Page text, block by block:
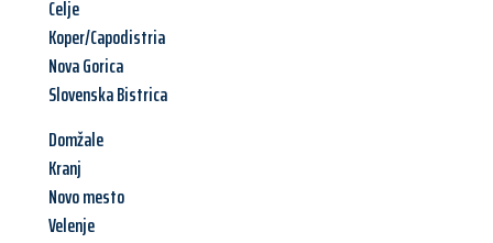
Celje
Koper/Capodistria
Nova Gorica
Slovenska Bistrica
Domžale
Kranj
Novo mesto
Velenje